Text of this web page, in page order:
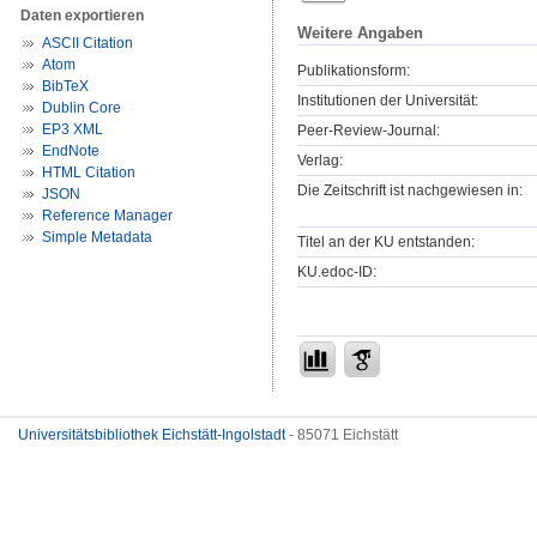
Daten exportieren
ASCII Citation
Atom
BibTeX
Dublin Core
EP3 XML
EndNote
HTML Citation
JSON
Reference Manager
Simple Metadata
Weitere Angaben
Publikationsform:
Institutionen der Universität:
Peer-Review-Journal:
Verlag:
Die Zeitschrift ist nachgewiesen in:
Titel an der KU entstanden:
KU.edoc-ID:
Universitätsbibliothek Eichstätt-Ingolstadt- 85071 Eichstätt